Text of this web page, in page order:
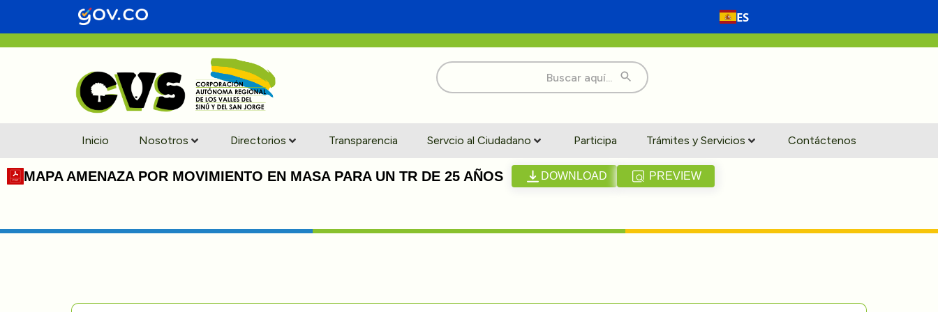
ES
Buscar:
Inicio Nosotros Directorios Transparencia Servcio al Ciudadano Participa Trámites y Servicios Contáctenos
MAPA AMENAZA POR MOVIMIENTO EN MASA PARA UN TR DE 25 AÑOS DOWNLOAD PREVIEW